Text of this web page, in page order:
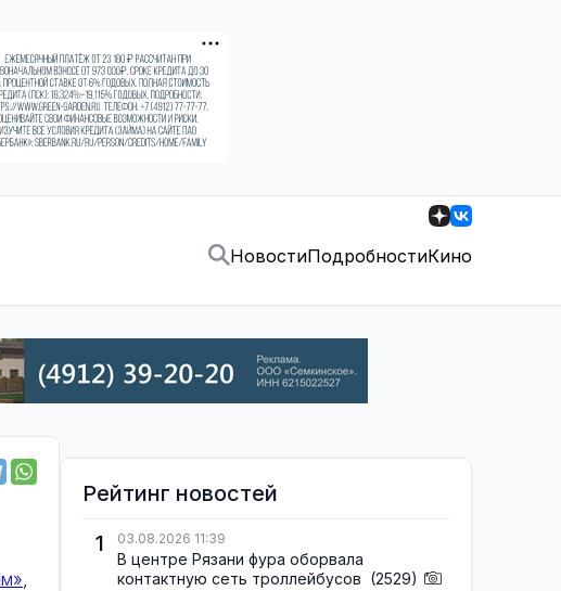
НовостиПодробностиКино
,
Рейтинг новостей
1
03.08.2026 11:39
В центре Рязани фура оборвала
контактную сеть троллейбусов (2529)